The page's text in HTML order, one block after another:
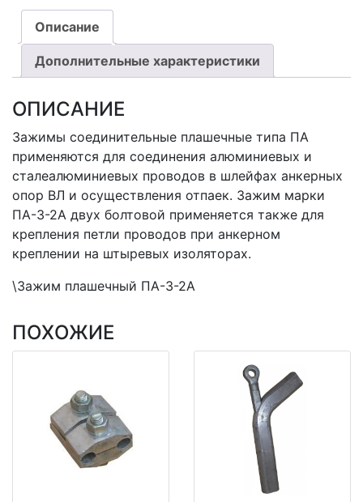
Описание
Дополнительные характеристики
ОПИСАНИЕ
Зажимы соединительные плашечные типа ПА
применяются для соединения алюминиевых и
сталеалюминиевых проводов в шлейфах анкерных
опор ВЛ и осуществления отпаек. Зажим марки
ПА-3-2А двух болтовой применяется также для
крепления петли проводов при анкерном
креплении на штыревых изоляторах.
\Зажим плашечный ПА-3-2А
ПОХОЖИЕ